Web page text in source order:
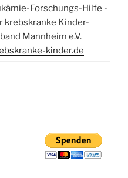
Forschungs-Hilfe -
krebskranke Kinder-
Mannheim e.V.
kinder.de